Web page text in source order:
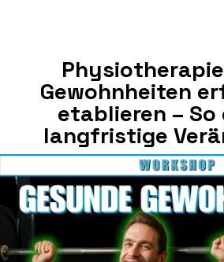
Gewohnheiten
etablieren –
langfristige